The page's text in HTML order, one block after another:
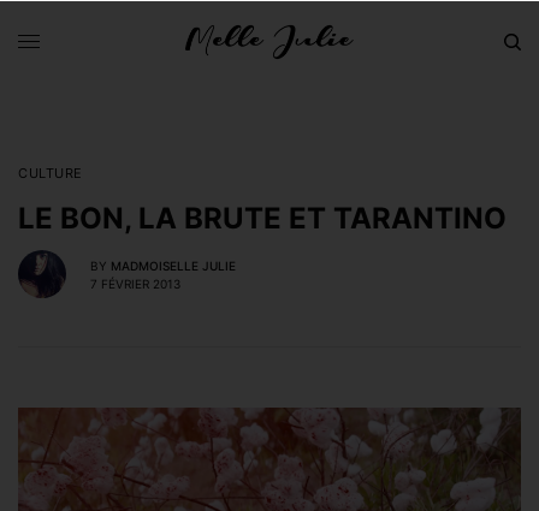
CULTURE
LE BON, LA BRUTE ET TARANTINO
BY MADMOISELLE JULIE
7 FÉVRIER 2013